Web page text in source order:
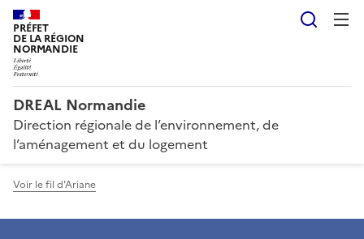
PRÉFET
DE LA RÉGION
NORMANDIE
DREAL Normandie
Direction régionale de l’environnement, de
l’aménagement et du logement
Voir le fil d'Ariane